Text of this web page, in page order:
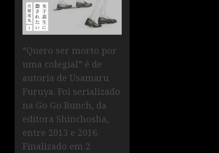
“Quero ser morto por
uma colegial” é de
autoria de Usamaru
Furuya. Foi serializado
na Go Go Bunch, da
editora Shinchosha,
entre 2013 e 2016.
Finalizado em 2